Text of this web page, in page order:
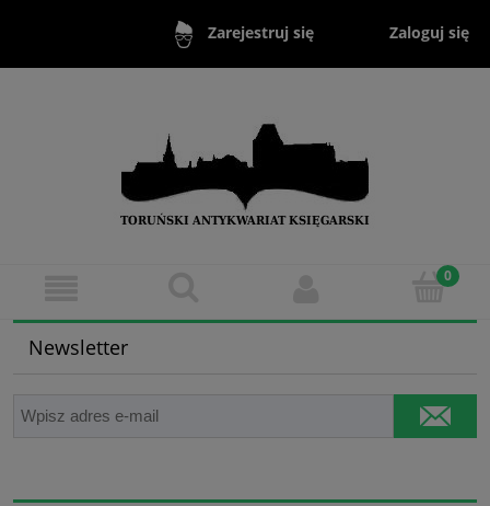
Zarejestruj się Zaloguj się
Newsletter